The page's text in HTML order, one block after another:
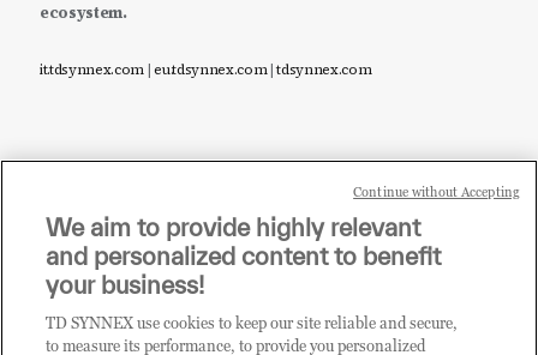
ecosystem.
it.tdsynnex.com|eu.tdsynnex.com|tdsynnex.com
Sei un rivenditore di tecnologia e desideri acquistare
i prodotti o le soluzioni trattate sul blog?
CLICCA QUI E DIVENTA
CLIENTE TD SYNNEX
We aim to provide highly relevant
and personalized content to benefit
your business!
TD SYNNEX use cookies to keep our site reliable and secure,
to measure its performance, to provide you personalized
Continue without Accepting